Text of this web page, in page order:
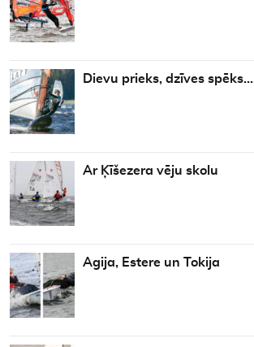
Dievu prieks, dzīves spēks…
Ar Ķīšezera vēju skolu
Agija, Estere un Tokija